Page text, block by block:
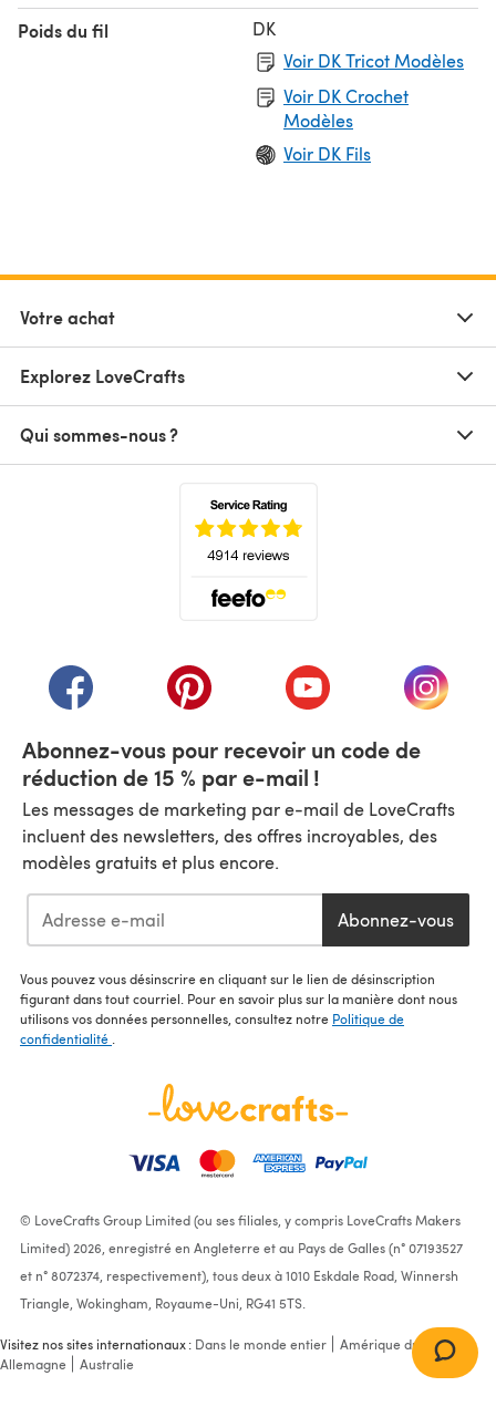
Poids du fil
DK
Voir DK Tricot Modèles
Voir DK Crochet
Modèles
Voir DK Fils
Votre achat
Explorez LoveCrafts
Qui sommes-nous ?
(s'ouvre dans un nouvel onglet)
(s'ouvre dans un nouvel onglet)
(s'ouvre dans un(s'ouvre
Abonnez-vous pour recevoir un code de
réduction de 15 % par e-mail !
Les messages de marketing par e-mail de LoveCrafts
incluent des newsletters, des offres incroyables, des
modèles gratuits et plus encore.
Abonnez-vous
Vous pouvez vous désinscrire en cliquant sur le lien de désinscription
figurant dans tout courriel. Pour en savoir plus sur la manière dont nous
utilisons vos données personnelles, consultez notre Politique de
confidentialité
© LoveCrafts Group Limited (ou ses filiales, y compris LoveCrafts Makers
Limited) 2026, enregistré en Angleterre et au Pays de Galles (n° 07193527
et n° 8072374, respectivement), tous deux à 1010 Eskdale Road, Winnersh
Triangle, Wokingham, Royaume-Uni, RG41 5TS.
Visitez nos sites internationaux : Dans le monde entier
Amérique du Nord
Allemagne
Australie